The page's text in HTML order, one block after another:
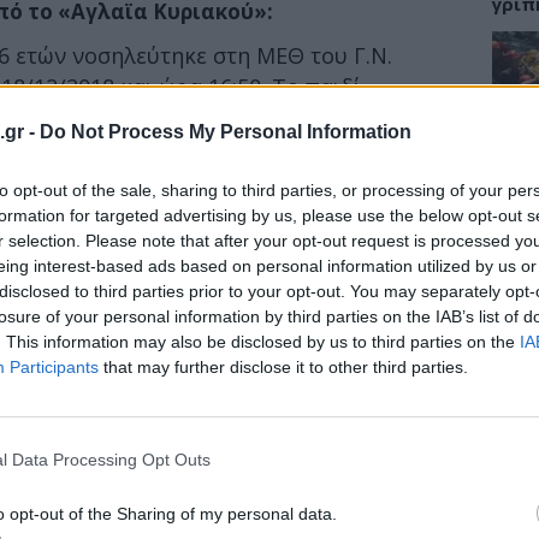
- Do Not Process My Personal Information
opt-out of the sale, sharing to third parties, or processing of your
for targeted advertising by us, please use the below opt-out
selection. Please note that after your opt-out request is processed
interest-based ads based on personal information utilized by us
to third parties prior to your opt-out. You may separately
of your personal information by third parties on the IAB’s list of
This information may also be disclosed by us to third parties on the
Participants that may further disclose it to other third parties.
Data Processing Opt Outs
opt-out of the Sharing of my personal data.
το «Αγλαϊα Κυριακού»:
ετών νοσηλεύτηκε στη ΜΕΘ του Γ.Ν.
12/2018 και ώρα 16:50. Το παιδί
– απνοϊκό με κόρες σε μυδρίαση
ανάνηψη.
καρδιακό ρυθμό και εισήχθη στη ΜΕΘ
κλινική εικόνα με αιμοδυναμική
και πολυοργανική ανεπάρκεια.
και Αυχενικής Μοίρας Σπονδυλικής
εγκεφαλοπάθειας. Επίσης διενεργήθηκε
με παθολογικά ευρήματα από ήπαρ,
οφείλονται σε σπλαχνική
ανακοπή, έγινε εκ νέου ανάνηψη και
στις 11:55 π.μ στις 19.12.2018.
5